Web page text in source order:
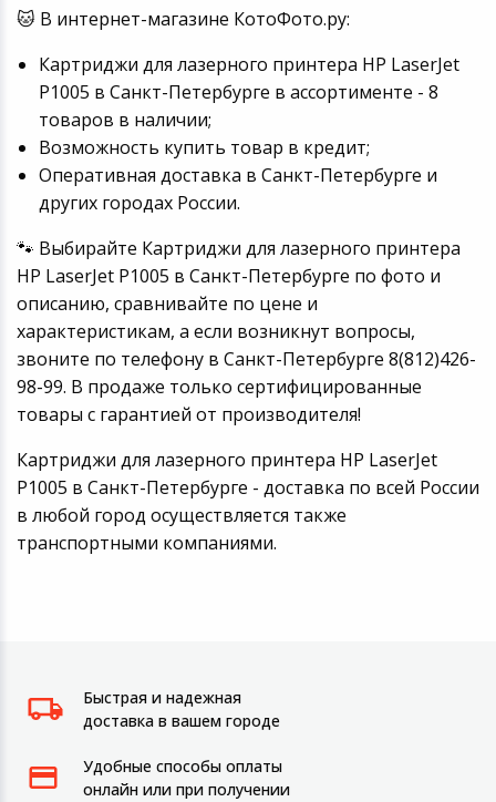
🐱 В интернет-магазине КотоФото.ру:
Картриджи для лазерного принтера HP LaserJet
P1005 в Санкт-Петербурге в ассортименте - 8
товаров в наличии;
Возможность купить товар в кредит;
Оперативная доставка в Санкт-Петербурге и
других городах России.
🐾 Выбирайте Картриджи для лазерного принтера
HP LaserJet P1005 в Санкт-Петербурге по фото и
описанию, сравнивайте по цене и
характеристикам, а если возникнут вопросы,
звоните по телефону в Санкт-Петербурге 8(812)426-
98-99. В продаже только сертифицированные
товары с гарантией от производителя!
Картриджи для лазерного принтера HP LaserJet
P1005 в Санкт-Петербурге - доставка по всей России
в любой город осуществляется также
транспортными компаниями.
Быстрая и надежная
доставка в вашем городе
Удобные способы оплаты
онлайн или при получении